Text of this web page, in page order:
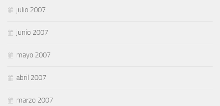
julio 2007
junio 2007
mayo 2007
abril 2007
marzo 2007